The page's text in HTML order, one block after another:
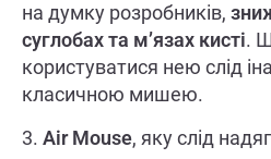
на думку розробників,
суглобах та м’язах кисті.
користуватися нею слід
класичною мишею.
3. Air Mouse, яку слід